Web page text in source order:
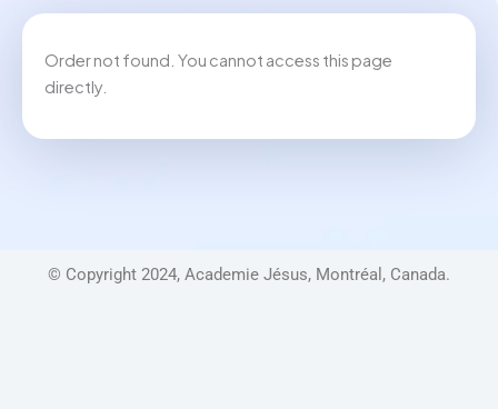
Order not found. You cannot access this page
directly.
© Copyright 2024, Academie Jésus, Montréal, Canada.